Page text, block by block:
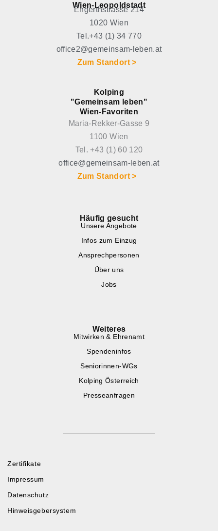
Wien-Leopoldstadt
Engerthstrasse 214
1020 Wien
Tel.+43 (1) 34 770
office2@gemeinsam-leben.at
Zum Standort >
Kolping
"Gemeinsam leben"
Wien-Favoriten
Maria-Rekker-Gasse 9
1100 Wien
Tel. +43 (1) 60 120
office@gemeinsam-leben.at
Zum Standort >
Häufig gesucht
Unsere Angebote
Infos zum Einzug
Ansprechpersonen
Über uns
Jobs
Weiteres
Mitwirken & Ehrenamt
Spendeninfos
Seniorinnen-WGs
Kolping Österreich
Presseanfragen
Zertifikate
Impressum
Datenschutz
Hinweisgebersystem